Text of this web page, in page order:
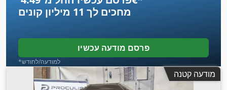
מחכים לך 11 מיליון קונים
פרסם מודעה עכשיו
*למודעה/לחודש
מודעה קטנה